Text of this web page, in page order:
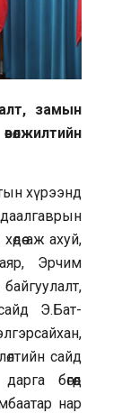
замын
хүрээнд
аж ахуй,
Эрчим
Э.Бат-
сайд
бөгөөд
нар